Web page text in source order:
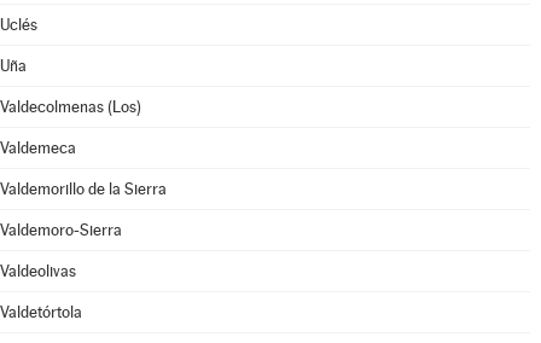
Uclés
Uña
Valdecolmenas (Los)
Valdemeca
Valdemorillo de la Sierra
Valdemoro-Sierra
Valdeolivas
Valdetórtola